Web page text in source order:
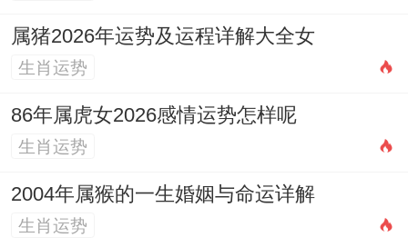
属猪2026年运势及运程详解大全女
生肖运势
86年属虎女2026感情运势怎样呢
生肖运势
2004年属猴的一生婚姻与命运详解
生肖运势